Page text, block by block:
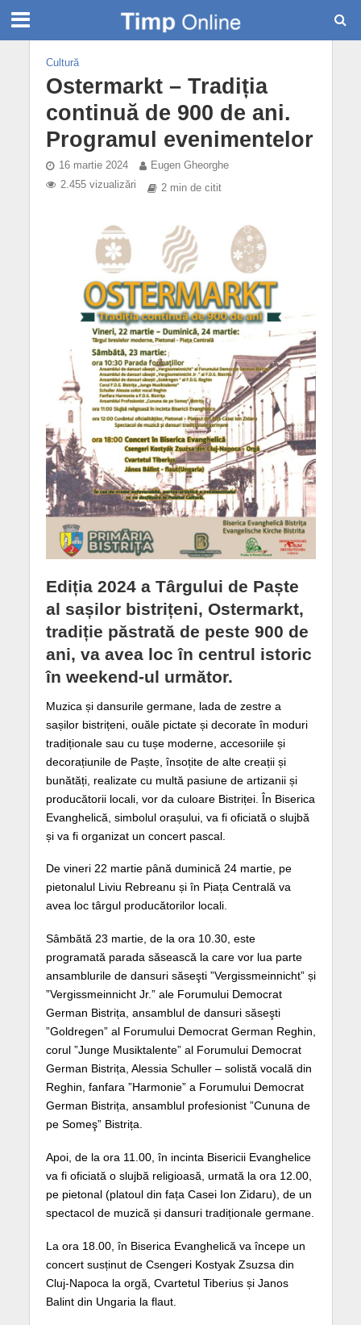
Cultură
Ostermarkt – Tradiția
continuă de 900 de ani.
Programul evenimentelor
16 martie 2024
Eugen Gheorghe
2.455 vizualizări
2 min de citit
Ediția 2024 a Târgului de Paște
al sașilor bistrițeni, Ostermarkt,
tradiție păstrată de peste 900 de
ani, va avea loc în centrul istoric
în weekend-ul următor.
Muzica și dansurile germane, lada de zestre a
sașilor bistrițeni, ouăle pictate și decorate în moduri
tradiționale sau cu tușe moderne, accesoriile și
decorațiunile de Paște, însoțite de alte creații și
bunătăți, realizate cu multă pasiune de artizanii și
producătorii locali, vor da culoare Bistriței. În Biserica
Evanghelică, simbolul orașului, va fi oficiată o slujbă
și va fi organizat un concert pascal.
De vineri 22 martie până duminică 24 martie, pe
pietonalul Liviu Rebreanu și în Piața Centrală va
avea loc târgul producătorilor locali.
Sâmbătă 23 martie, de la ora 10.30, este
programată parada săsească la care vor lua parte
ansamblurile de dansuri săseşti ”Vergissmeinnicht” și
”Vergissmeinnicht Jr.” ale Forumului Democrat
German Bistrița, ansamblul de dansuri săseşti
”Goldregen” al Forumului Democrat German Reghin,
corul ”Junge Musiktalente” al Forumului Democrat
German Bistrița, Alessia Schuller – solistă vocală din
Reghin, fanfara ”Harmonie” a Forumului Democrat
German Bistrița, ansamblul profesionist ”Cununa de
pe Someş” Bistrița.
Apoi, de la ora 11.00, în incinta Bisericii Evanghelice
va fi oficiată o slujbă religioasă, urmată la ora 12.00,
pe pietonal (platoul din fața Casei Ion Zidaru), de un
spectacol de muzică și dansuri tradiționale germane.
La ora 18.00, în Biserica Evanghelică va începe un
concert susținut de Csengeri Kostyak Zsuzsa din
Cluj-Napoca la orgă, Cvartetul Tiberius și Janos
Balint din Ungaria la flaut.